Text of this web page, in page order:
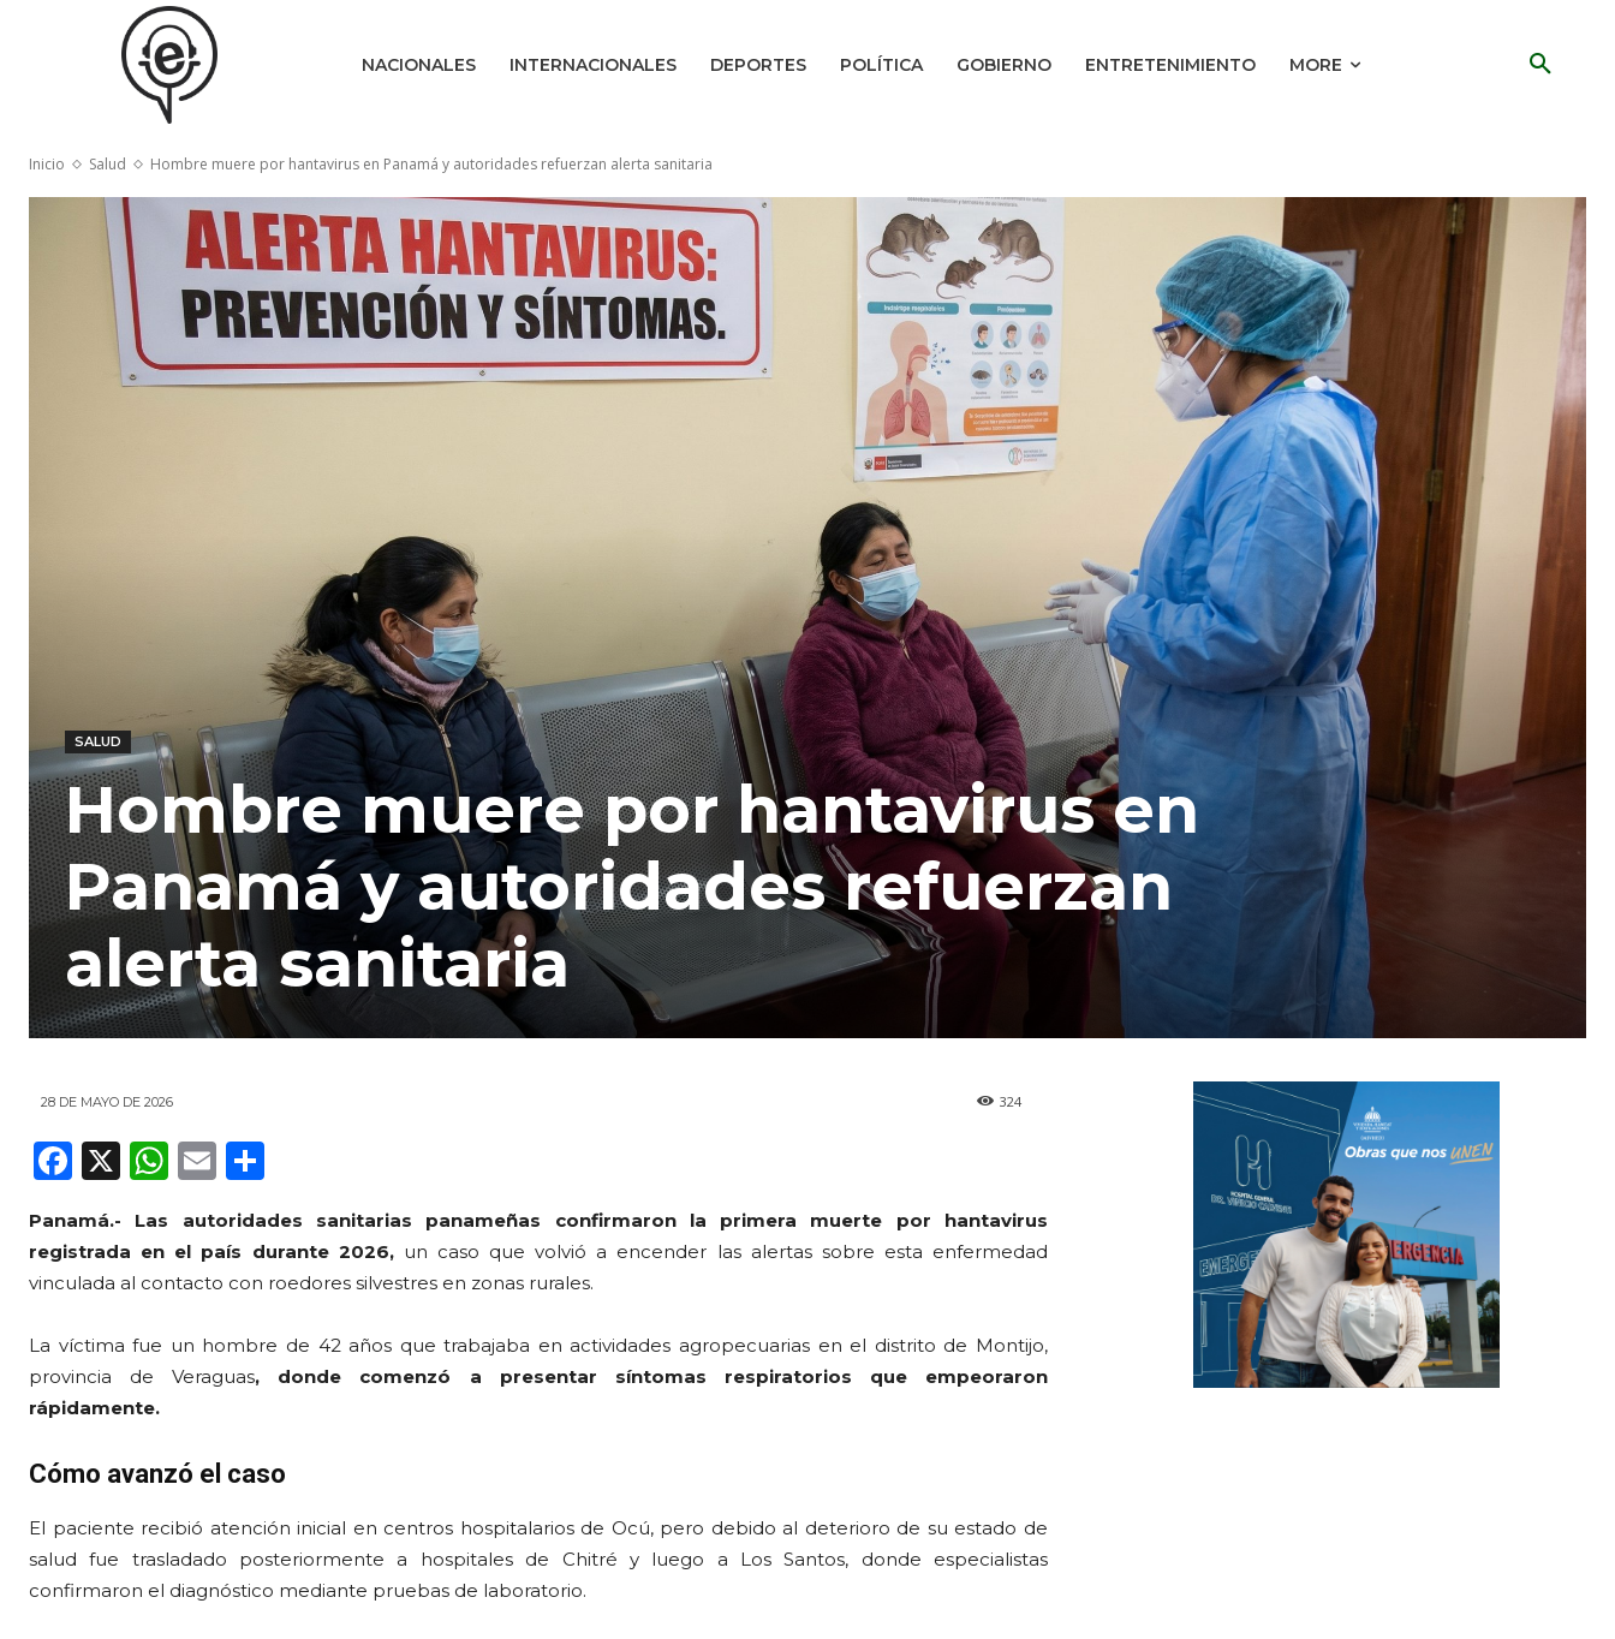
NACIONALES INTERNACIONALES DEPORTES POLÍTICA GOBIERNO ENTRETENIMIENTO MORE
Inicio Salud Hombre muere por hantavirus en Panamá y autoridades refuerzan alerta sanitaria
SALUD
Hombre muere por hantavirus en
Panamá y autoridades refuerzan
alerta sanitaria
28 DE MAYO DE 2026 324
F
c
e
o
o
k
X
W
a
ts
p
p
E
ai
l
m
p
ti
r
Panamá.-
Las autoridades sanitarias panameñas confirmaron la primera muerte por hantavirus
registrada en el país durante 2026,un caso que volvió a encender las alertas sobre esta enfermedad
vinculada al contacto con roedores silvestres en zonas rurales.
La víctima fue un hombre de 42 años que trabajaba en actividades agropecuarias en el distrito de Montijo,
provincia de Veraguas, donde comenzó a presentar síntomas respiratorios que empeoraron
rápidamente.
Cómo avanzó el caso
El paciente recibió atención inicial en centros hospitalarios de Ocú, pero debido al deterioro de su estado de
salud fue trasladado posteriormente a hospitales de Chitré y luego a Los Santos, donde especialistas
confirmaron el diagnóstico mediante pruebas de laboratorio.